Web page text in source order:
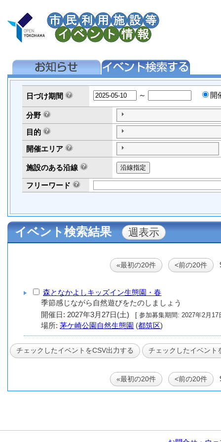
日づけ期間 ～ 開
分野
目的
開催エリア
施設のある沿線
フリーワード
イベント検索結果
«最初の20件 <前の20件
森となかよしキッズイン生態園・春
季節感じながら自然遊びをたのしましょう
[ 参加募集期間:
場所:茅ケ崎公園自然生態園 (都筑区)
«最初の20件 <前の20件